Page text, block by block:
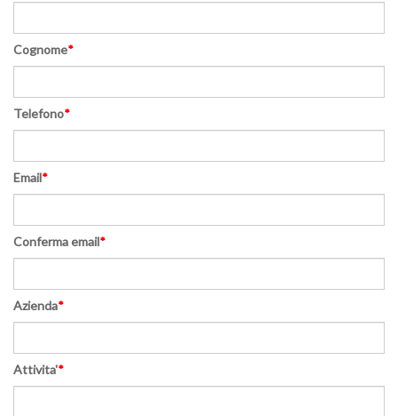
Cognome*
Telefono*
Email*
Conferma email*
Azienda*
Attivita'*